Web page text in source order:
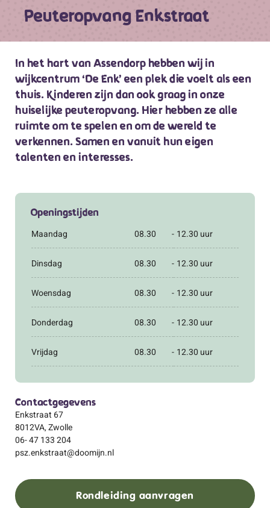
Peuteropvang Enkstraat
In het hart van Assendorp hebben wij in
wijkcentrum ‘De Enk’ een plek die voelt als een
thuis. Kinderen zijn dan ook graag in onze
huiselijke peuteropvang. Hier hebben ze alle
ruimte om te spelen en om de wereld te
verkennen. Samen en vanuit hun eigen
talenten en interesses.
Openingstijden
Maandag 08.30 - 12.30 uur
Dinsdag 08.30 - 12.30 uur
Woensdag 08.30 - 12.30 uur
Donderdag 08.30 - 12.30 uur
Vrijdag 08.30 - 12.30 uur
Contactgegevens
Enkstraat 67
8012VA, Zwolle
06- 47 133 204
psz.enkstraat@doomijn.nl
Rondleiding aanvragen